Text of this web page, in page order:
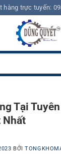
hàng trực tuyến:
Tại
Nhất
BỞI